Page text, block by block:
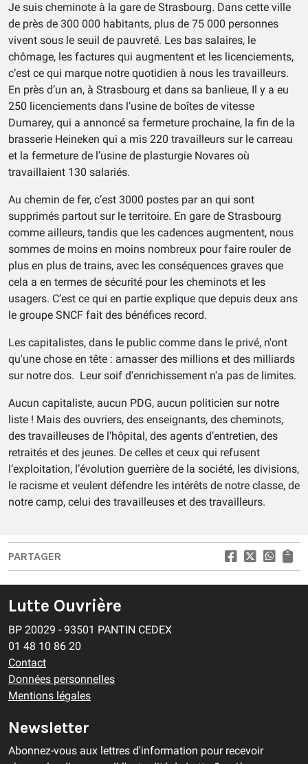
Je suis cheminote à la gare de Strasbourg. Dans cette ville
de près de 300 000 habitants, plus de 75 000 personnes
vivent sous le seuil de pauvreté. Les bas salaires, le
chômage, les factures qui augmentent et les licenciements,
c’est ce qui marque notre quotidien à nous les travailleurs.
En près d’un an, à Strasbourg et dans sa banlieue, Il y a eu
250 licenciements dans l’usine de boîtes de vitesse
Dumarey, qui a annoncé sa fermeture prochaine, la fin de la
brasserie Heineken qui a mis 220 travailleurs sur le carreau
et la fermeture de l’usine de plasturgie Novares où
travaillaient 130 salariés.
Au chemin de fer, c’est 3000 postes par an qui sont
supprimés partout sur le territoire. En gare de Strasbourg
comme ailleurs, tandis que les cadences augmentent, nous
sommes de moins en moins nombreux pour faire rouler de
plus en plus de trains, avec les conséquences graves que
cela a en termes de sécurité pour les cheminots et les
usagers. C’est ce qui en partie explique que depuis deux ans
le groupe SNCF fait des bénéfices record.
Les capitalistes, dans le public comme dans le privé, n'ont
qu'une chose en tête : amasser des millions et des milliards
sur notre dos. Leur soif d'enrichissement n'a pas de limites.
Aucun capitaliste, aucun PDG, aucun politicien sur notre
liste ! Mais des ouvriers, des enseignants, des cheminots,
des travailleuses de l’hôpital, des agents d’entretien, des
retraités et des jeunes. De celles et ceux qui refusent
l’exploitation, l’évolution guerrière de la société, les divisions,
le racisme et veulent défendre les intérêts de notre classe, de
notre camp, celui des travailleuses et des travailleurs.
PARTAGER
Lutte Ouvrière
BP 20029 - 93501 PANTIN CEDEX
01 48 10 86 20
Contact
Données personnelles
Mentions légales
Newsletter
Abonnez-vous aux lettres d'information pour recevoir